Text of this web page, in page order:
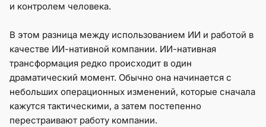
и контролем человека.
В этом разница между использованием ИИ и работой в
качестве ИИ-нативной компании. ИИ-нативная
трансформация редко происходит в один
драматический момент. Обычно она начинается с
небольших операционных изменений, которые сначала
кажутся тактическими, а затем постепенно
перестраивают работу компании.